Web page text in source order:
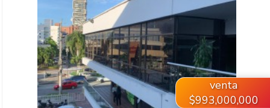
VER INMUEBLE
venta
$993,000,000